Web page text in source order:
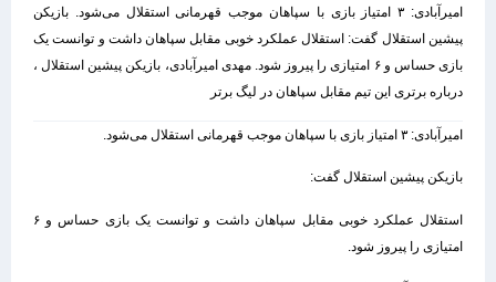
امیرآبادی: ۳ امتیاز بازی با سپاهان موجب قهرمانی استقلال می‌شود. بازیکن
پیشین استقلال گفت: استقلال عملکرد خوبی مقابل سپاهان داشت و توانست یک
بازی حساس و ۶ امتیازی را پیروز شود. مهدی امیرآبادی، بازیکن پیشین استقلال ،
درباره برتری این تیم مقابل سپاهان در لیگ برتر
امیرآبادی: ۳ امتیاز بازی با سپاهان موجب قهرمانی استقلال می‌شود.
بازیکن پیشین استقلال گفت:
استقلال عملکرد خوبی مقابل سپاهان داشت و توانست یک بازی حساس و ۶
امتیازی را پیروز شود.